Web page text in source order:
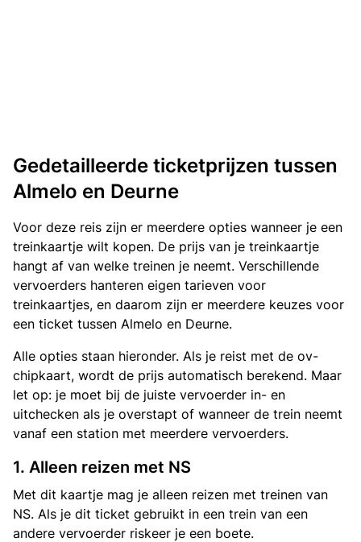
Gedetailleerde ticketprijzen tussen
Almelo en Deurne
Voor deze reis zijn er meerdere opties wanneer je een
treinkaartje wilt kopen. De prijs van je treinkaartje
hangt af van welke treinen je neemt. Verschillende
vervoerders hanteren eigen tarieven voor
treinkaartjes, en daarom zijn er meerdere keuzes voor
een ticket tussen Almelo en Deurne.
Alle opties staan hieronder. Als je reist met de ov-
chipkaart, wordt de prijs automatisch berekend. Maar
let op: je moet bij de juiste vervoerder in- en
uitchecken als je overstapt of wanneer de trein neemt
vanaf een station met meerdere vervoerders.
1. Alleen reizen met NS
Met dit kaartje mag je alleen reizen met treinen van
NS. Als je dit ticket gebruikt in een trein van een
andere vervoerder riskeer je een boete.